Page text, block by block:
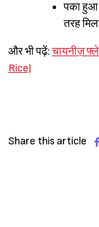
पका हुआ
तरह
और भी पढ़ें:चायनीज़
Rice)
Share this article